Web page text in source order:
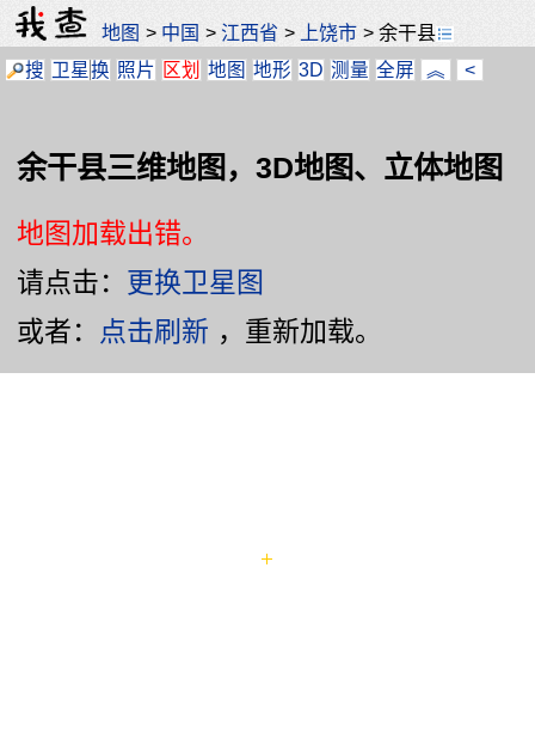
地图 > 中国 > 江西省 > 上饶市 >余干县
搜 卫星换 照片 区划 地图 地形 3D 测量 全屏 ︽ <
余干县三维地图，3D地图、立体地图
地图加载出错。
请点击： 更换卫星图
或者： 点击刷新 ，重新加载。